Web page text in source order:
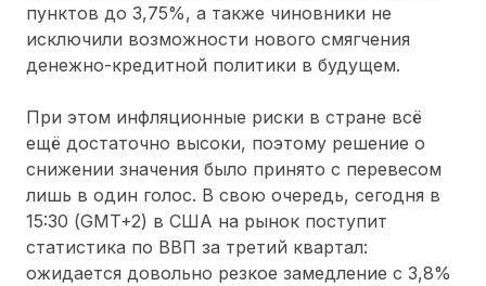
пунктов до 3,75%, а также чиновники не
исключили возможности нового смягчения
денежно-кредитной политики в будущем.
При этом инфляционные риски в стране всё
ещё достаточно высоки, поэтому решение о
снижении значения было принято с перевесом
лишь в один голос. В свою очередь, сегодня в
15:30 (GMT+2) в США на рынок поступит
статистика по ВВП за третий квартал:
ожидается довольно резкое замедление с 3,8%